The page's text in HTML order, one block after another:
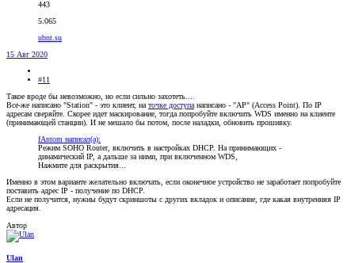
443
5.065
ubnt.su
15 Авг 2020
#11
Такое вроде бы невозможно, но если сильно захотеть....
Все-же написано "Station" - это клиент, наточке доступа написано - "AP" (Access Point). По IP
адресам сверяйте. Скорее идет маскирование, тогда попробуйте включить WDS именно на клиенте
(принимающей станции). И не мешало бы потом, после наладки, обновить прошивку.
fAntom написал(а):
Режим SOHO Router, включить в настройках DHCP. На принимающих -
динамический IP, а дальше за ними, при включенном WDS,
Нажмите для раскрытия...
Именно в этом варианте желательно включать, если оконечное устройство не заработает попробуйте
поставить адрес IP - получение по DHCP.
Если не получится, нужны будут скриншоты с других вкладок и описание, где какая внутренняя IP
адресация.
Автор
Ulan